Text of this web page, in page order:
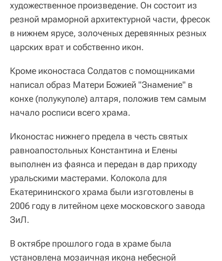
художественное произведение. Он состоит из
резной мраморной архитектурной части, фресок
в нижнем ярусе, золоченых деревянных резных
царских врат и собственно икон.
Кроме иконостаса Солдатов с помощниками
написал образ Матери Божией "Знамение" в
конхе (полукуполе) алтаря, положив тем самым
начало росписи всего храма.
Иконостас нижнего предела в честь святых
равноапостольных Константина и Елены
выполнен из фаянса и передан в дар приходу
уральскими мастерами. Колокола для
Екатерининского храма были изготовлены в
2006 году в литейном цехе московского завода
ЗиЛ.
В октябре прошлого года в храме была
установлена мозаичная икона небесной